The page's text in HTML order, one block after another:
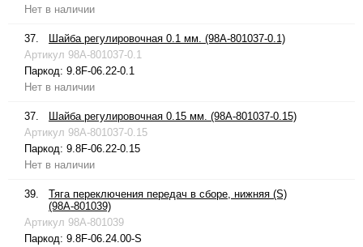
Нет в наличии
37.
Шайба регулировочная 0.1 мм. (98A-801037-0.1)
Артикул 98A-801037-0.1
Паркод: 9.8F-06.22-0.1
Нет в наличии
37.
Шайба регулировочная 0.15 мм. (98A-801037-0.15)
Артикул 98A-801037-0.15
Паркод: 9.8F-06.22-0.15
Нет в наличии
39.
Тяга переключения передач в сборе, нижняя (S)
(98A-801039)
Артикул 98A-801039
Паркод: 9.8F-06.24.00-S